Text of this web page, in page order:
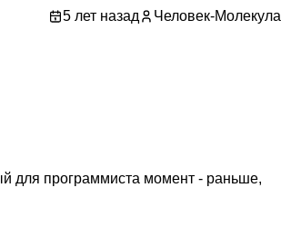
5 лет назад Человек-Молекула
для программиста момент - раньше,